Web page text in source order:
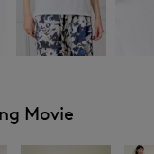
Movie